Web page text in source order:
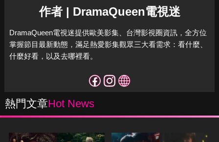
作者 | DramaQueen電視迷
DramaQueen電視迷提供歐美影集、台灣影視圈資訊，全方位
掌握節目最新動態，滿足熱愛影集觀眾三大看需求：看什麼、
什麼好看，以及去哪裡看。
熱門文章Hot News